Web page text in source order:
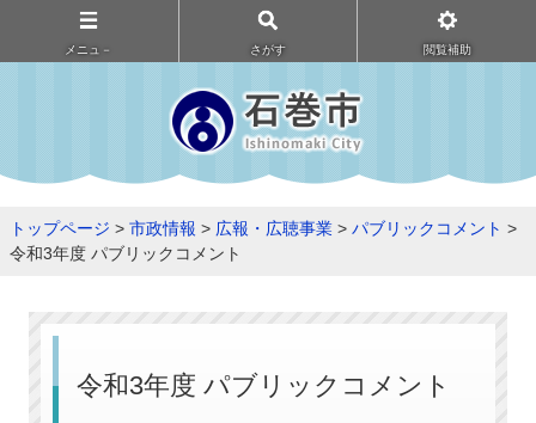
メニュ－ さがす 閲覧補助
トップページ > 市政情報 > 広報・広聴事業 > パブリックコメント >
令和3年度 パブリックコメント
令和3年度 パブリックコメント